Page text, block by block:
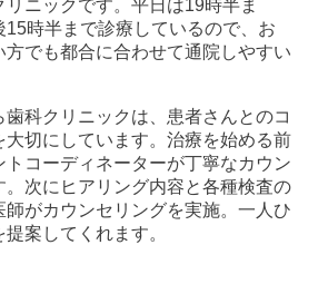
ニックです。平日は19時半ま
15時半まで診療しているので、お
でも都合に合わせて通院しやすい
科クリニックは、患者さんとのコ
大切にしています。治療を始める前
トコーディネーターが丁寧なカウン
。次にヒアリング内容と各種検査の
がカウンセリングを実施。一人ひ
案してくれます。